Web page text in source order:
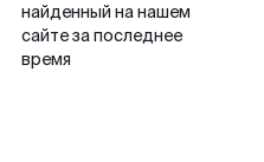
найденный на нашем
сайте за последнее
время